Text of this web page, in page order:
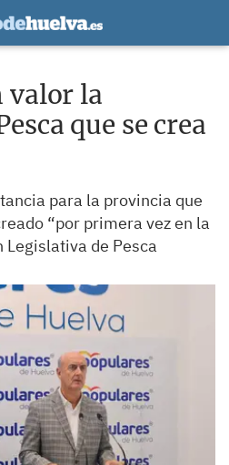
valor la
que se crea
para la provincia que
“por primera vez en la
de Pesca